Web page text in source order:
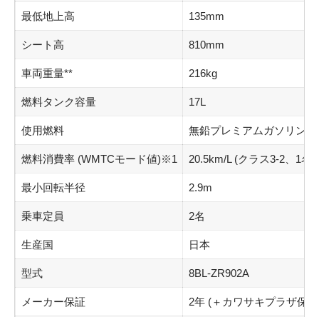
最低地上高 135mm
シート高 810mm
車両重量** 216kg
燃料タンク容量 17L
使用燃料 無鉛プレミアムガソリン
燃料消費率 (WMTCモード値)※1 20.5km/L (クラス3-2、1名
最小回転半径 2.9m
乗車定員 2名
生産国 日本
型式 8BL-ZR902A
メーカー保証 2年 (＋カワサキプラザ保